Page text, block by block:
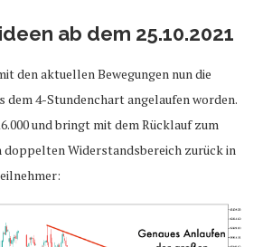
ab dem 25.10.2021
den aktuellen Bewegungen nun die
dem 4-Stundenchart angelaufen worden.
und bringt mit dem Rücklauf zum
doppelten Widerstandsbereich zurück in